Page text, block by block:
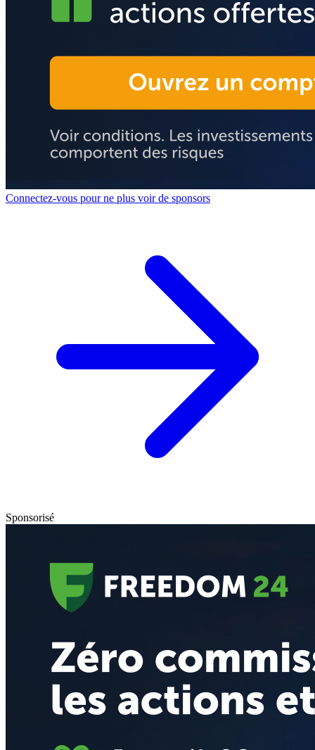
Connectez-vous pour ne plus voir de sponsors
Sponsorisé